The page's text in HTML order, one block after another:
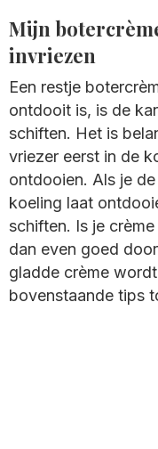
Mijn
invriezen
Een restje
ontdooit is, is de
schiften. Het is
vriezer eerst in de
ontdooien. Als je
koeling laat
schiften. Is je
dan even goed
gladde crème
bovenstaande tips